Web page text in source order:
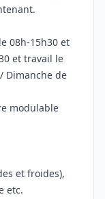
08h-15h30 et
et travail le
Dimanche de
modulable
et froides),
etc.